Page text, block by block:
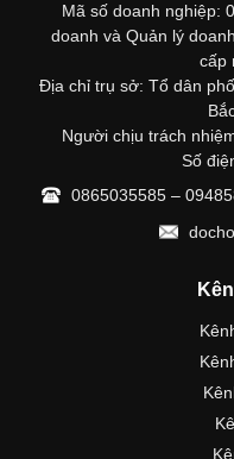
Mã số doanh nghiệp:
doanh và Quản lý
cấp
Địa chỉ trụ sở: Tổ dân
Người chịu trách
Số
0865035585 –